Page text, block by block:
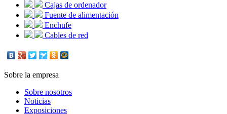
Cajas de ordenador
Fuente de alimentación
Enchufe
Cables de red
Sobre la empresa
Sobre nosotros
Noticias
Exposiciones